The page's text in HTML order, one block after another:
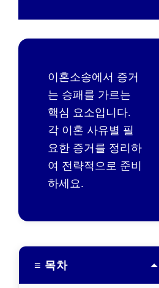
이혼소송에서 증거
는 승패를 가르는
핵심 요소입니다.
각 이혼 사유별 필
요한 증거를 정리하
여 전략적으로 준비
하세요.
≡ 목차